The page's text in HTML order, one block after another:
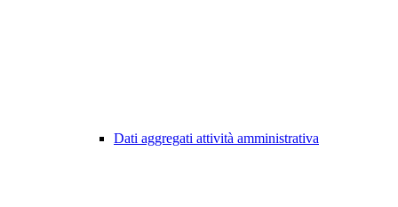
Dati aggregati attività amministrativa